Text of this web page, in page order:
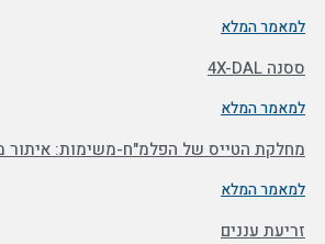
למאמר המלא
ססנה 4X-DAL
למאמר המלא
מחלקת הטייס של הפלמ"ח-משימות: איתור
למאמר המלא
זריעת עננים